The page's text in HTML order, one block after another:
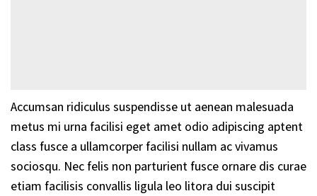
Accumsan ridiculus suspendisse ut aenean malesuada
metus mi urna facilisi eget amet odio adipiscing aptent
class fusce a ullamcorper facilisi nullam ac vivamus
sociosqu. Nec felis non parturient fusce ornare dis curae
etiam facilisis convallis ligula leo litora dui suscipit